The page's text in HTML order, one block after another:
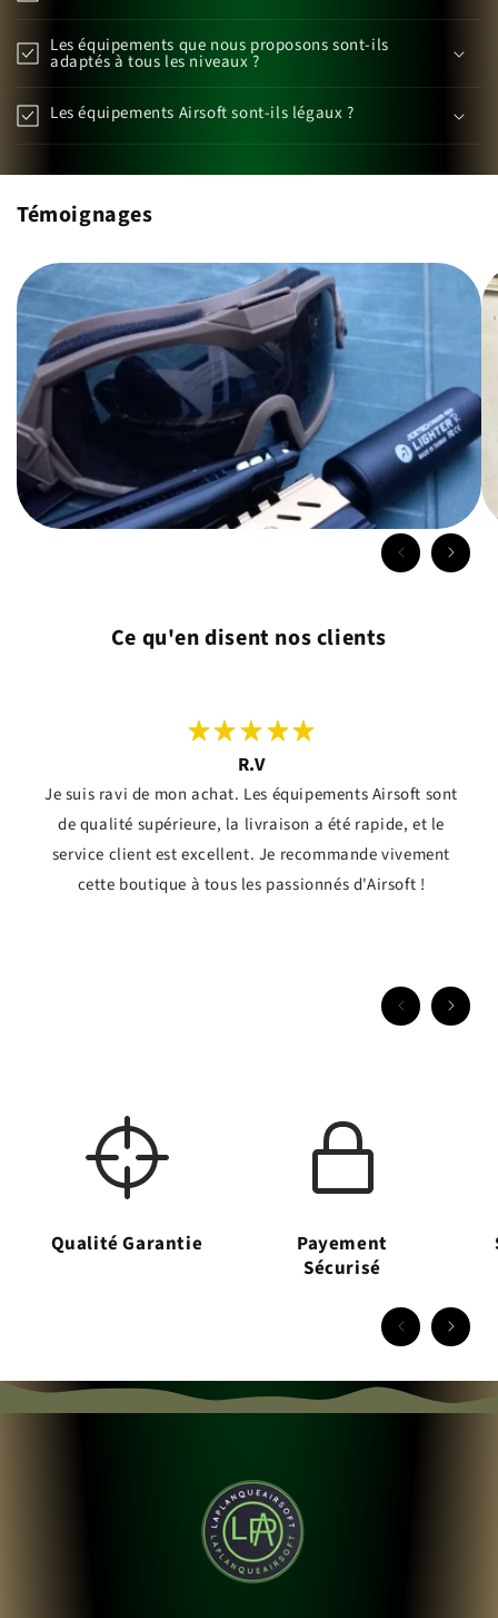
Les équipements que nous proposons sont-ils
adaptés à tous les niveaux ?
Les équipements Airsoft sont-ils légaux ?
Témoignages
Ce qu'en disent nos clients
R.V
Je suis ravi de mon achat. Les équipements Airsoft sont
de qualité supérieure, la livraison a été rapide, et le
service client est excellent. Je recommande vivement
cette boutique à tous les passionnés d'Airsoft !
Qualité Garantie
Payement
Sécurisé